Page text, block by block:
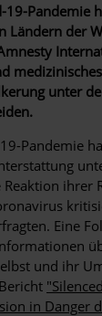
19-Pandemie
Ländern der
unter
Pandemie
ihrer
Eine
und ihr
in Danger